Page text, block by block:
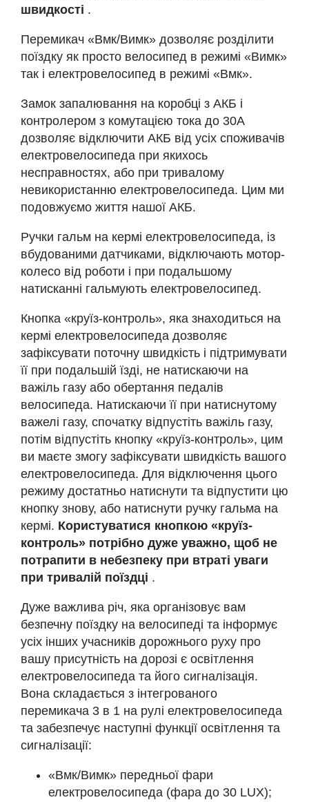
швидкості .
Перемикач «Вмк/Вимк» дозволяє розділити
поїздку як просто велосипед в режимі «Вимк»
так і електровелосипед в режимі «Вмк».
Замок запалювання на коробці з АКБ і
контролером з комутацією тока до 30А
дозволяє відключити АКБ від усіх споживачів
електровелосипеда при якихось
несправностях, або при тривалому
невикористанню електровелосипеда. Цим ми
подовжуємо життя нашої АКБ.
Ручки гальм на кермі електровелосипеда, із
вбудованими датчиками, відключають мотор-
колесо від роботи і при подальшому
натисканні гальмують електровелосипед.
Кнопка «круїз-контроль», яка знаходиться на
кермі електровелосипеда дозволяє
зафіксувати поточну швидкість і підтримувати
її при подальшій їзді, не натискаючи на
важіль газу або обертання педалів
велосипеда. Натискаючи її при натиснутому
важелі газу, спочатку відпустіть важіль газу,
потім відпустіть кнопку «круїз-контроль», цим
ви маєте змогу зафіксувати швидкість вашого
електровелосипеда. Для відключення цього
режиму достатньо натиснути та відпустити цю
кнопку знову, або натиснути ручку гальма на
кермі. Користуватися кнопкою «круїз-
контроль» потрібно дуже уважно, щоб не
потрапити в небезпеку при втраті уваги
при тривалій поїздці .
Дуже важлива річ, яка організовує вам
безпечну поїздку на велосипеді та інформує
усіх інших учасників дорожнього руху про
вашу присутність на дорозі є освітлення
електровелосипеда та його сигналізація.
Вона складається з інтегрованого
перемикача 3 в 1 на рулі електровелосипеда
та забезпечує наступні функції освітлення та
сигналізації:
«Вмк/Вимк» передньої фари
електровелосипеда (фара до 30 LUX);